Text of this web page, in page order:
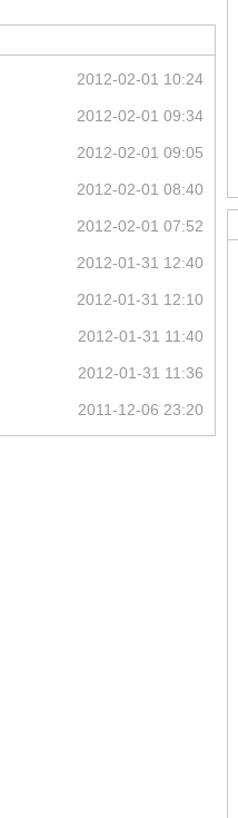
2012-02-01 10:24
2012-02-01 09:34
2012-02-01 09:05
2012-02-01 08:40
2012-02-01 07:52
2012-01-31 12:40
2012-01-31 12:10
2012-01-31 11:40
2012-01-31 11:36
2011-12-06 23:20